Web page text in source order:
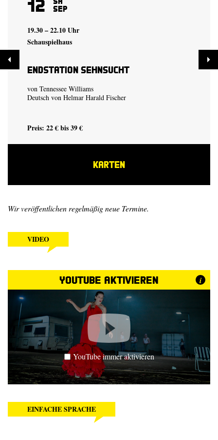
12 Sep
19.30 – 22.10 Uhr
Schauspielhaus
Endstation Sehnsucht
von Tennessee Williams
Deutsch von Helmar Harald Fischer
Preis: 22 € bis 39 €
KARTEN
Wir veröffentlichen regelmäßig neue Termine.
VIDEO
YouTube aktivieren i
YouTube immer aktivieren
EINFACHE SPRACHE